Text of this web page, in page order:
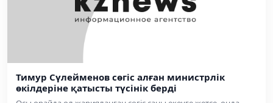
Тимур Сүлейменов сөгіс алған министрлік
өкілдеріне қатысты түсінік берді